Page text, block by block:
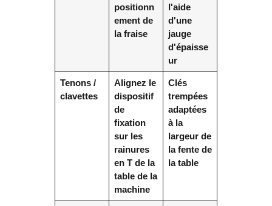
positionn
ement de
la fraise
l'aide
d'une
jauge
d'épaisse
ur
Tenons /
clavettes
Alignez le
dispositif
de
fixation
sur les
rainures
en T de la
table de la
machine
Clés
trempées
adaptées
à la
largeur de
la fente de
la table